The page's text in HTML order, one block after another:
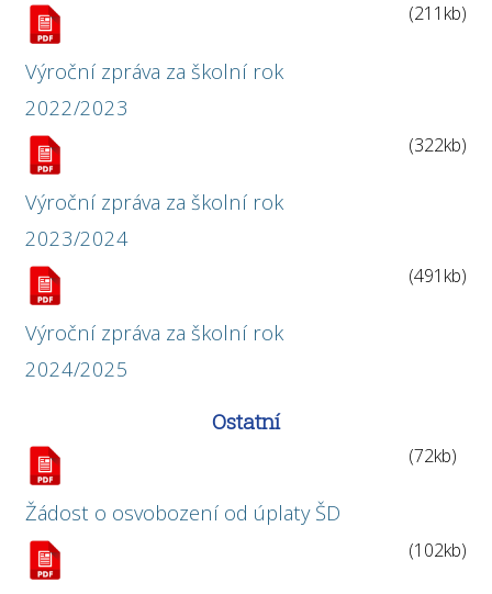
Výroční zpráva za školní rok
2022/2023
(211kb)
Výroční zpráva za školní rok
2023/2024
(322kb)
Výroční zpráva za školní rok
2024/2025
(491kb)
Ostatní
Žádost o osvobození od úplaty ŠD
(72kb)
(102kb)